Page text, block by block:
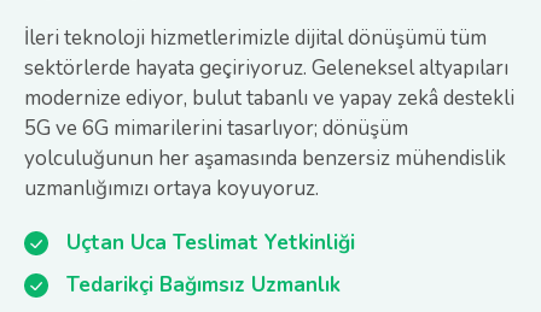
İleri teknoloji hizmetlerimizle dijital dönüşümü tüm
sektörlerde hayata geçiriyoruz. Geleneksel altyapıları
modernize ediyor, bulut tabanlı ve yapay zekâ destekli
5G ve 6G mimarilerini tasarlıyor; dönüşüm
yolculuğunun her aşamasında benzersiz mühendislik
uzmanlığımızı ortaya koyuyoruz.
Uçtan Uca Teslimat Yetkinliği
Tedarikçi Bağımsız Uzmanlık